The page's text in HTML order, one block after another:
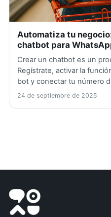
Automatiza tu
chatbot para
Crear un chatbot es un
Regístrate, activar la
bot y conectar tu número
24 de septiembre de 2025